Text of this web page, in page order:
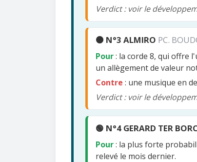
Verdict : voir le
🟠 N°3 ALMIRO PC.
Pour: la corde 8, qui offre
un allègement de valeur
Contre : une musique en
Verdict : voir le
🟢 N°4 GERARD TER
Pour: la plus forte
relevé le mois dernier.